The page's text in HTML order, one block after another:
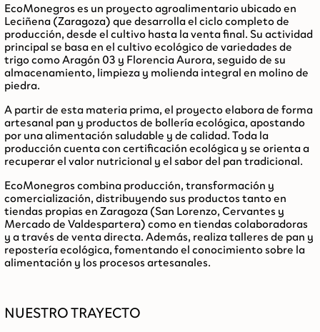
EcoMonegros es un proyecto agroalimentario ubicado en
Leciñena (Zaragoza) que desarrolla el ciclo completo de
producción, desde el cultivo hasta la venta final. Su actividad
principal se basa en el cultivo ecológico de variedades de
trigo comoAragón 03 y Florencia Aurora, seguido de su
almacenamiento, limpieza y molienda integral en molino de
piedra.
A partir de esta materia prima, el proyecto elabora de forma
artesanal pan y productos de bollería ecológica, apostando
por una alimentación saludable y de calidad. Toda la
producción cuenta con certificación ecológica y se orienta a
recuperar el valor nutricional y el sabor del pan tradicional.
EcoMonegros combina producción, transformación y
comercialización, distribuyendo sus productos tanto en
tiendas propias en Zaragoza (San Lorenzo, Cervantes y
Mercado de Valdespartera) como en tiendas colaboradoras
y a través de venta directa. Además, realizatalleres de pan y
repostería ecológica, fomentando el conocimiento sobre la
alimentación y los procesos artesanales.
NUESTRO TRAYECTO